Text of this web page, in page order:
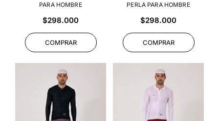
PARA HOMBRE
Precio
$298.000
COMPRAR
PERLA PARA HOMBRE
Precio
$298.000
COMPRAR